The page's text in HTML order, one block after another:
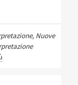
Nuove